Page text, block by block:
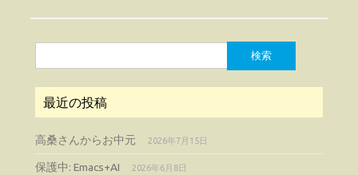
索:
最近の投稿
高桑さんからお中元 2026年7月15日
保護中: Emacs+AI 2026年6月8日